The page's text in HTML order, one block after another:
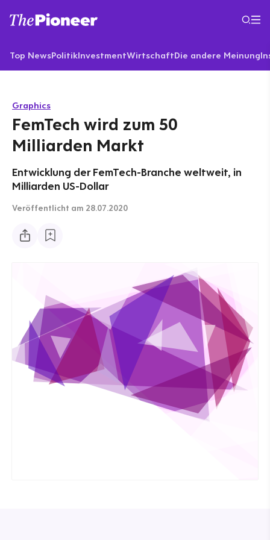
Top NewsPolitikInvestmentWirtschaftDie andere Meinung
Graphics
FemTech wird zum 50
Milliarden Markt
Entwicklung der FemTech-Branche weltweit, in
Milliarden US-Dollar
Veröffentlicht am 28.07.2020